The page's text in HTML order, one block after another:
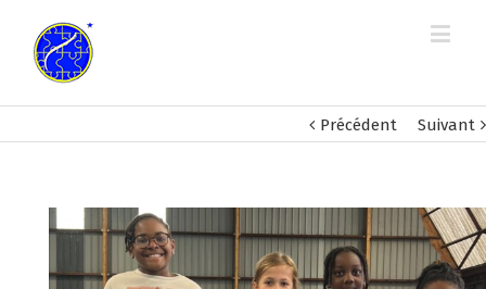
Précédent Suivant
Image